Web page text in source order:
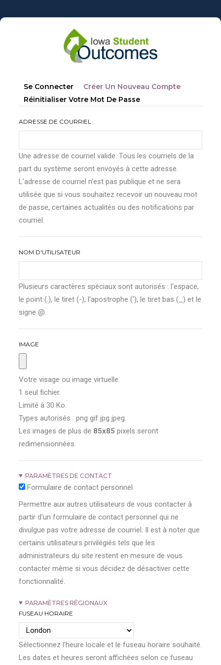
au
Onglets
principaux
Se Connecter Créer Un Nouveau Compte
Réinitialiser Votre Mot De Passe
ADRESSE DE COURRIEL
Une adresse de courriel valide. Tous les courriels de la
part du système seront envoyés à cette adresse.
L'adresse de courriel n'est pas publique et ne sera
utilisée que si vous souhaitez recevoir un nouveau mot
de passe, certaines actualités ou des notifications par
courriel.
NOM D'UTILISATEUR
Plusieurs caractères spéciaux sont autorisés : l'espace,
le point (.), le tiret (-), l'apostrophe ('), le tiret bas (_) et le
signe @.
IMAGE
Votre visage ou image virtuelle.
1 seul fichier.
Limité à 30 Ko.
Types autorisés : png gif jpg jpeg.
Les images de plus de 85x85 pixels seront
redimensionnées.
PARAMÈTRES DE CONTACT
Formulaire de contact personnel
Permettre aux autres utilisateurs de vous contacter à
partir d'un formulaire de contact personnel qui ne
divulgue pas votre adresse de courriel. Il est à noter que
certains utilisateurs privilégiés tels que les
administrateurs du site restent en mesure de vous
contacter même si vous décidez de désactiver cette
fonctionnalité.
PARAMÈTRES RÉGIONAUX
FUSEAU HORAIRE
Sélectionnez l'heure locale et le fuseau horaire souhaité.
Les dates et heures seront affichées selon ce fuseau